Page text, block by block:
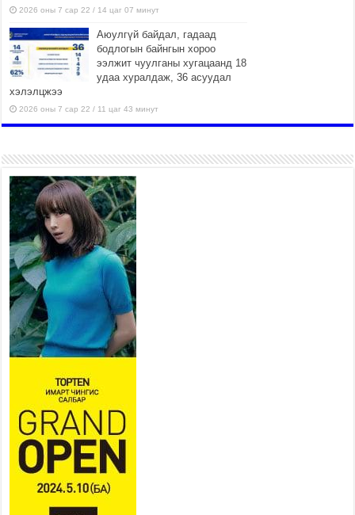
2026 оны 7 сар 22 / 14 цаг 07 минут
Аюулгүй байдал, гадаад
бодлогын байнгын хороо
ээлжит чуулганы хугацаанд 18
удаа хуралдаж, 36 асуудал
хэлэлцжээ
2026 оны 7 сар 22 / 11 цаг 43 минут
боломжтой-Хүүхэд хөгжүүлэх
төв” байгуулах төсөлд төр,
хувийн хэвшлийн түншлэлийн хүрээнд хамтран
ажиллахыг урьж байна
2026 оны 7 сар 22 / 9 цаг 28 минут
Б.Пүрэвдагва: “Урт цагаан”-ыг
залуучууд чөлөөт цагаа
өнгөрүүлдэг, жуулчид зорьж
ирдэг цэг болгоно
2026 оны 7 сар 21 / 16 цаг 47 минут
Тусгай замын автобус /BRT/ төслийн удирдах
хорооны ээлжит хуралдаан боллоо
Ерөнхий сайд Н.Учрал БНХАУ-аас Монгол Улсад
суугаа Элчин сайд Шэнь Миньжюанийг хүлээн
авч уулзав
2026 оны 7 сар 21 / 16 цаг 39 минут
БҮГД НАЙРАМДАХ ТАЖИКИСТАН УЛСТАЙ
ЭДИЙН ЗАСГИЙН ХАМТЫН АЖИЛЛАГААГ
ӨРГӨЖҮҮЛНЭ
2026 оны 7 сар 21 / 16 цаг 34 минут